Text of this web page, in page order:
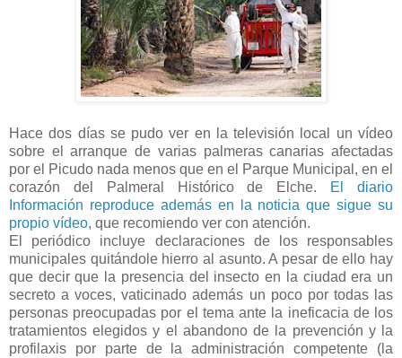
Hace dos días se pudo ver en la televisión local un vídeo
sobre el arranque de varias palmeras canarias afectadas
por el Picudo nada menos que en el Parque Municipal, en el
corazón del Palmeral Histórico de Elche.
El diario
Información reproduce además en la noticia que sigue su
propio vídeo, que recomiendo ver con atención.
El periódico incluye declaraciones de los responsables
municipales quitándole hierro al asunto. A pesar de ello hay
que decir que la presencia del insecto en la ciudad era un
secreto a voces, vaticinado además un poco por todas las
personas preocupadas por el tema ante la ineficacia de los
tratamientos elegidos y el abandono de la prevención y la
profilaxis por parte de la administración competente (la